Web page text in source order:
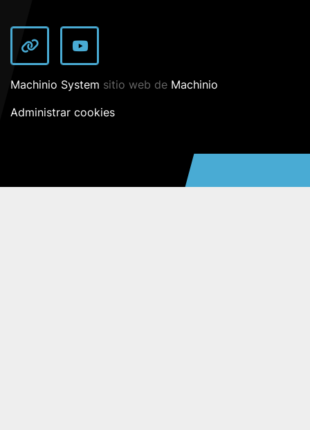
other youtube
Machinio System sitio web de Machinio
Administrar cookies